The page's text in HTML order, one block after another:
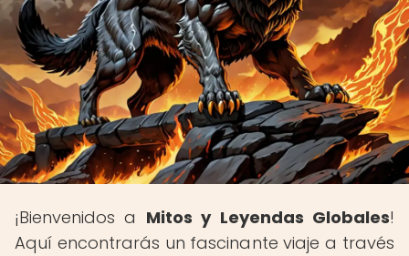
¡Bienvenidos a Mitos y Leyendas Globales!
Aquí encontrarás un fascinante viaje a través